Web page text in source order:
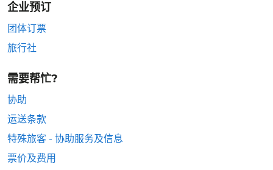
企业预订
团体订票
旅行社
需要帮忙?
协助
运送条款
特殊旅客 - 协助服务及信息
票价及费用